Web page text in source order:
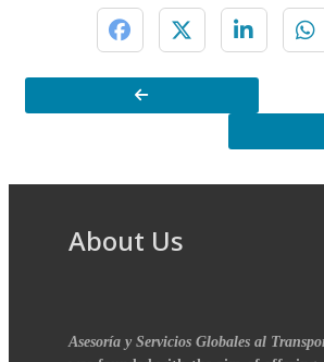
About Us
Asesoría y Servicios Globales al